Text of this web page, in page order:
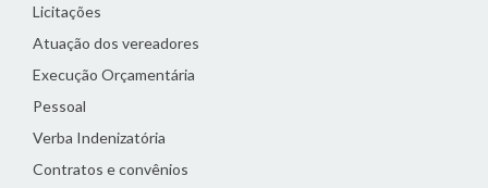
Licitações
Atuação dos vereadores
Execução Orçamentária
Pessoal
Verba Indenizatória
Contratos e convênios